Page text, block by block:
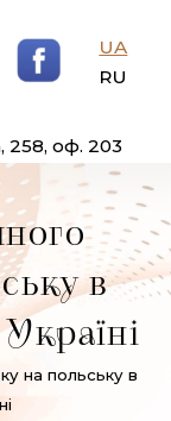
UA
RU
258, оф. 203
в
на польську в